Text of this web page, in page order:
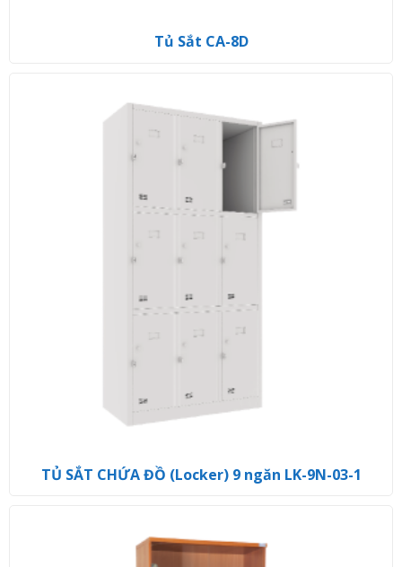
Tủ Sắt CA-8D
TỦ SẮT CHỨA ĐỒ (Locker) 9 ngăn LK-9N-03-1